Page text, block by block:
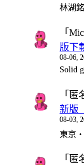
林湖
「
版下
08-06,
Solid
「 匿
新版
08-03,
東京
「 匿